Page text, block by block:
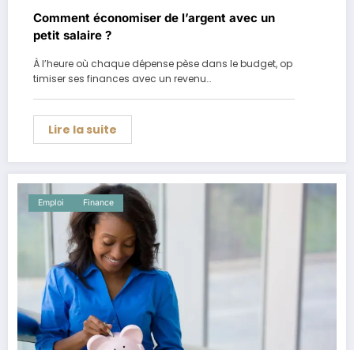
Comment économiser de l’argent avec un
petit salaire ?
À l’heure où chaque dépense pèse dans le budget, op
timiser ses finances avec un revenu…
Lire la suite
Emploi Finance